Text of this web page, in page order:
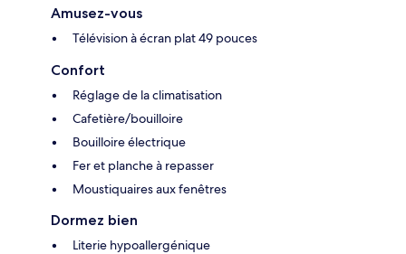
Amusez-vous
Télévision à écran plat 49 pouces
Confort
Réglage de la climatisation
Cafetière/bouilloire
Bouilloire électrique
Fer et planche à repasser
Moustiquaires aux fenêtres
Dormez bien
Literie hypoallergénique